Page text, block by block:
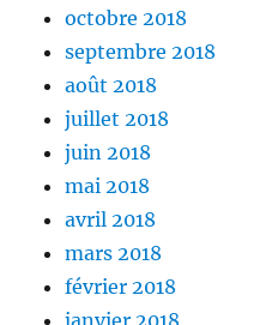
octobre 2018
septembre 2018
août 2018
juillet 2018
juin 2018
mai 2018
avril 2018
mars 2018
février 2018
janvier 2018